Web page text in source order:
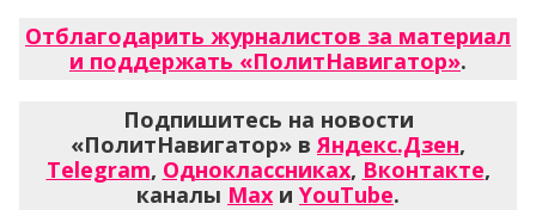
Отблагодарить журналистов за материал
и поддержать «ПолитНавигатор».
Подпишитесь на новости
«ПолитНавигатор» вЯндекс.Дзен,
Telegram, Одноклассниках, Вконтакте,
каналы Max и YouTube.